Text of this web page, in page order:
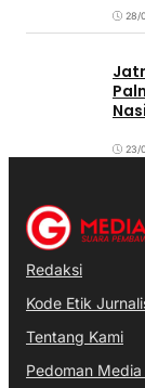
28/
23/
Redaksi
Kode Etik
Tentang Kami
Pedoman